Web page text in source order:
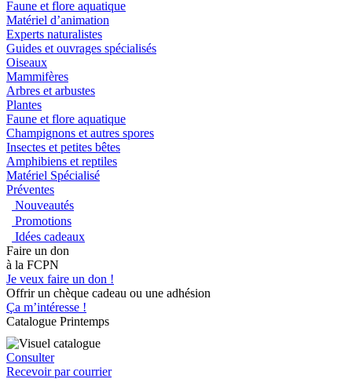
Faune et flore aquatique
Matériel d’animation
Experts naturalistes
Guides et ouvrages spécialisés
Oiseaux
Mammifères
Arbres et arbustes
Plantes
Faune et flore aquatique
Champignons et autres spores
Insectes et petites bêtes
Amphibiens et reptiles
Matériel Spécialisé
Préventes
Nouveautés
Promotions
Idées cadeaux
Faire un don
à la FCPN
Je veux faire un don !
Offrir un chèque cadeau ou une adhésion
Ça m’intéresse !
Catalogue Printemps
Consulter
Recevoir par courrier